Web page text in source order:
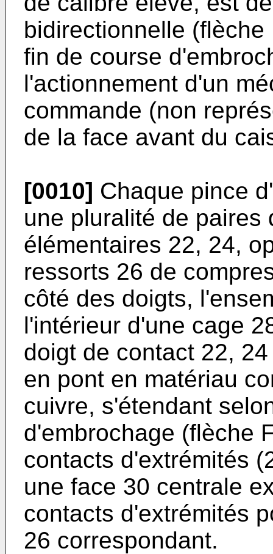
bidirectionnelle
fin de course
l'actionnement d'un
commande (non
de la face avant du
[0010] Chaque pince
une pluralité de paires
élémentaires 22, 24,
ressorts 26 de
côté des doigts,
l'intérieur d'une cage
doigt de contact 22,
en pont en matériau
cuivre, s'étendant
d'embrochage (flèche
contacts d'extrémités
une face 30 centrale
contacts d'extrémités
26 correspondant.